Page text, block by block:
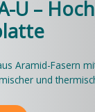
U –
Aramid-Fasern
und